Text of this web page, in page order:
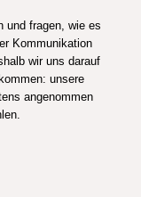
und fragen, wie es
Kommunikation
wir uns darauf
unsere
angenommen